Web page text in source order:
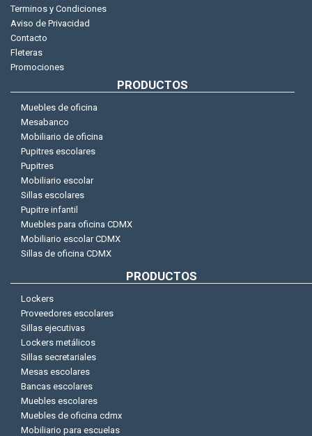
Terminos y Condiciones
Aviso de Privacidad
Contacto
Fleteras
Promociones
PRODUCTOS
Muebles de oficina
Mesabanco
Mobiliario de oficina
Pupitres escolares
Pupitres
Mobiliario escolar
Sillas escolares
Pupitre infantil
Muebles para oficina CDMX
Mobiliario escolar CDMX
Sillas de oficina CDMX
PRODUCTOS
Lockers
Proveedores escolares
Sillas ejecutivas
Lockers metálicos
Sillas secretariales
Mesas escolares
Bancas escolares
Muebles escolares
Muebles de oficina cdmx
Mobiliario para escuelas